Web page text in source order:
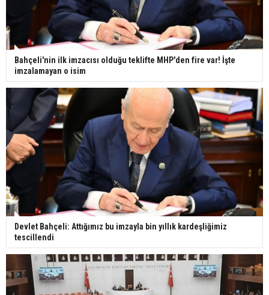
Bahçeli'nin ilk imzacısı olduğu teklifte MHP'den fire var! İşte
imzalamayan o isim
Devlet Bahçeli: Attığımız bu imzayla bin yıllık kardeşliğimiz
tescillendi